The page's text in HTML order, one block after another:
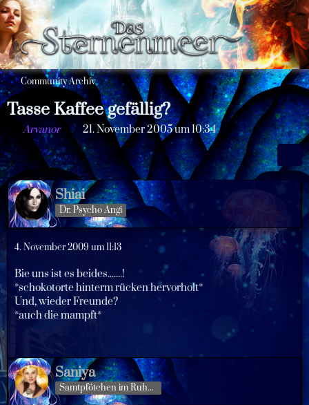
Community Archiv
Tasse Kaffee gefällig?
Arvanor 21. November 2005 um 10:34
Shiai
Dr. Psycho Angi
4. November 2009 um 11:13
Bie uns ist es beides.......!
*schokotorte hinterm rücken hervorholt*
Und, wieder Freunde?
*auch die mampft*
Saniya
Samtpfötchen im Ruhestand